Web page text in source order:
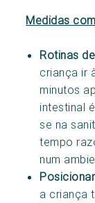
Medidas
Rotinas
criança ir
minutos
intestinal
se na
tempo
num
a criança